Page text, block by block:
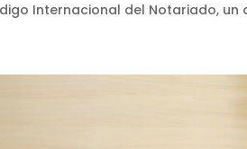
Internacional del Notariado, un